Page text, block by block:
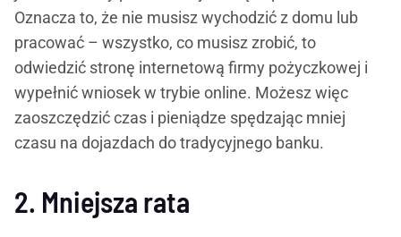
Oznacza to, że nie musisz wychodzić z domu lub
pracować – wszystko, co musisz zrobić, to
odwiedzić stronę internetową firmy pożyczkowej i
wypełnić wniosek w trybie online. Możesz więc
zaoszczędzić czas i pieniądze spędzając mniej
czasu na dojazdach do tradycyjnego banku.
2. Mniejsza rata